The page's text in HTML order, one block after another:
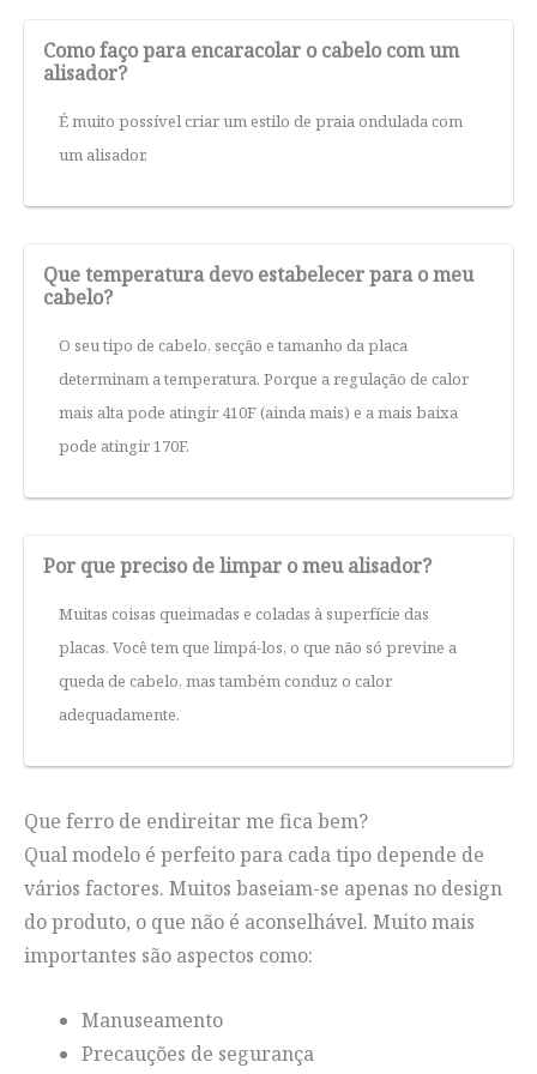
Como faço para encaracolar o cabelo com um
alisador?
É muito possível criar um estilo de praia ondulada com
um alisador.
Que temperatura devo estabelecer para o meu
cabelo?
O seu tipo de cabelo, secção e tamanho da placa
determinam a temperatura. Porque a regulação de calor
mais alta pode atingir 410F (ainda mais) e a mais baixa
pode atingir 170F.
Por que preciso de limpar o meu alisador?
Muitas coisas queimadas e coladas à superfície das
placas. Você tem que limpá-los, o que não só previne a
queda de cabelo, mas também conduz o calor
adequadamente.
Que ferro de endireitar me fica bem?
Qual modelo é perfeito para cada tipo depende de
vários factores. Muitos baseiam-se apenas no design
do produto, o que não é aconselhável. Muito mais
importantes são aspectos como:
Manuseamento
Precauções de segurança